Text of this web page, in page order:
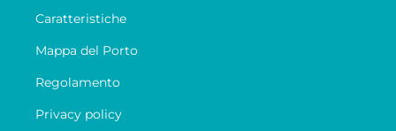
Caratteristiche
Mappa del Porto
Regolamento
Privacy policy